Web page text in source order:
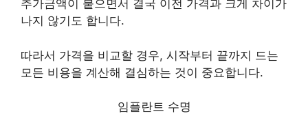
추가금액이 붙으면서 결국 이전 가격과 크게 차이가
나지 않기도 합니다.
따라서 가격을 비교할 경우, 시작부터 끝까지 드는
모든 비용을 계산해 결심하는 것이 중요합니다.
임플란트 수명